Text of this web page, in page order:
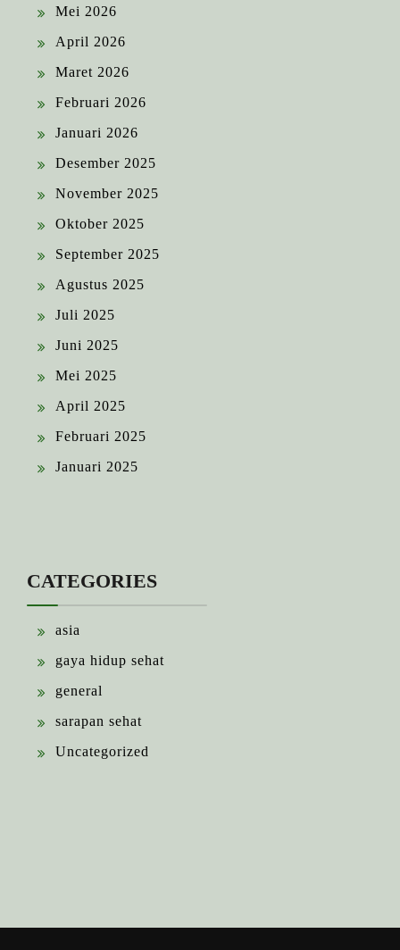
Mei 2026
April 2026
Maret 2026
Februari 2026
Januari 2026
Desember 2025
November 2025
Oktober 2025
September 2025
Agustus 2025
Juli 2025
Juni 2025
Mei 2025
April 2025
Februari 2025
Januari 2025
CATEGORIES
asia
gaya hidup sehat
general
sarapan sehat
Uncategorized